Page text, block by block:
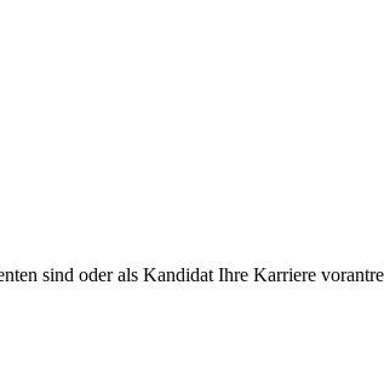
sind oder als Kandidat Ihre Karriere